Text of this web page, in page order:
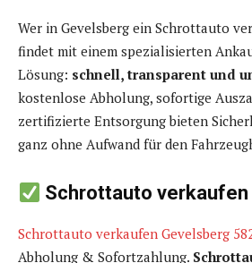
Wer in Gevelsberg ein Schrottauto
findet mit einem spezialisierten
Lösung: schnell, transparent und
kostenlose Abholung, sofortige
zertifizierte Entsorgung bieten
ganz ohne Aufwand für den
Schrottauto verkaufen
Schrottauto verkaufen Gevelsberg
Abholung & Sofortzahlung.